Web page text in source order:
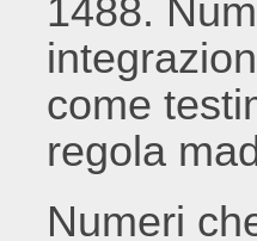
1488.
come
regola
Numeri